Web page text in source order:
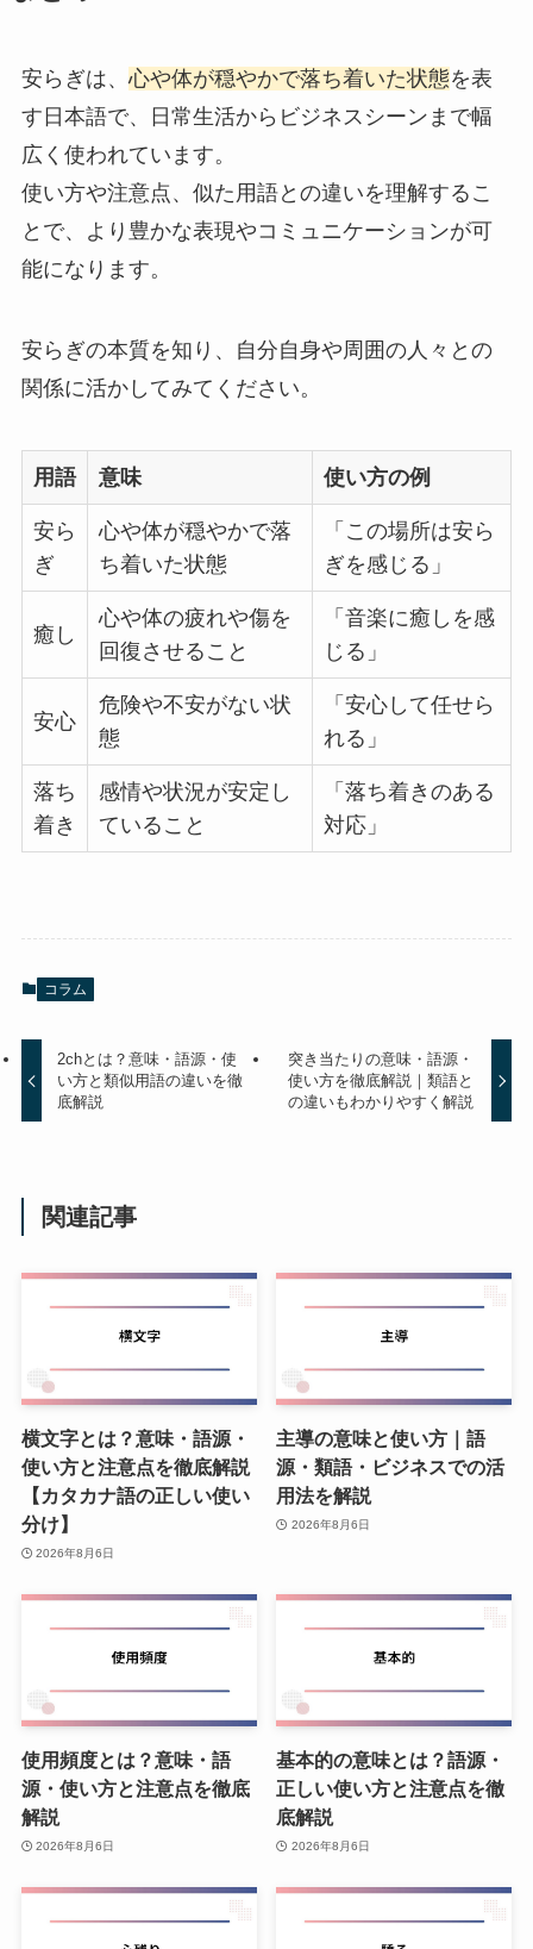
安らぎは、心や体が穏やかで落ち着いた状態を表
す日本語で、日常生活からビジネスシーンまで幅
広く使われています。
使い方や注意点、似た用語との違いを理解するこ
とで、より豊かな表現やコミュニケーションが可
能になります。
安らぎの本質を知り、自分自身や周囲の人々との
関係に活かしてみてください。
用語 意味 使い方の例
安ら
ぎ
心や体が穏やかで落
ち着いた状態
「この場所は安ら
ぎを感じる」
癒し
心や体の疲れや傷を
回復させること
「音楽に癒しを感
じる」
安心
危険や不安がない状
態
「安心して任せら
れる」
落ち
着き
感情や状況が安定し
ていること
「落ち着きのある
対応」
コラム
2chとは？意味・語源・使
い方と類似用語の違いを徹
底解説
突き当たりの意味・語源・
使い方を徹底解説｜類語と
の違いもわかりやすく解説
関連記事
横文字とは？意味・語源・
使い方と注意点を徹底解説
【カタカナ語の正しい使い
分け】
2026年8月6日
主導の意味と使い方｜語
源・類語・ビジネスでの活
用法を解説
2026年8月6日
使用頻度とは？意味・語
源・使い方と注意点を徹底
解説
2026年8月6日
基本的の意味とは？語源・
正しい使い方と注意点を徹
底解説
2026年8月6日